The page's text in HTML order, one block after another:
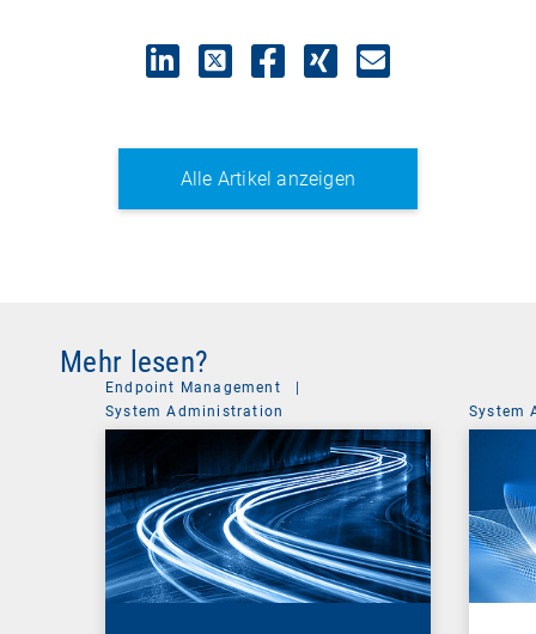
Alle Artikel anzeigen
Mehr lesen?
Endpoint Management
|
System Administration
System